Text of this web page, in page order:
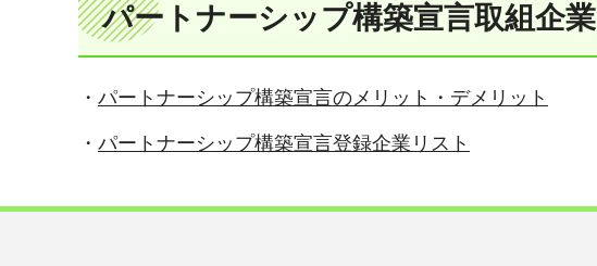
パートナーシップ構築宣言取組企業
・ パートナーシップ構築宣言のメリット・デメリット
・ パートナーシップ構築宣言登録企業リスト